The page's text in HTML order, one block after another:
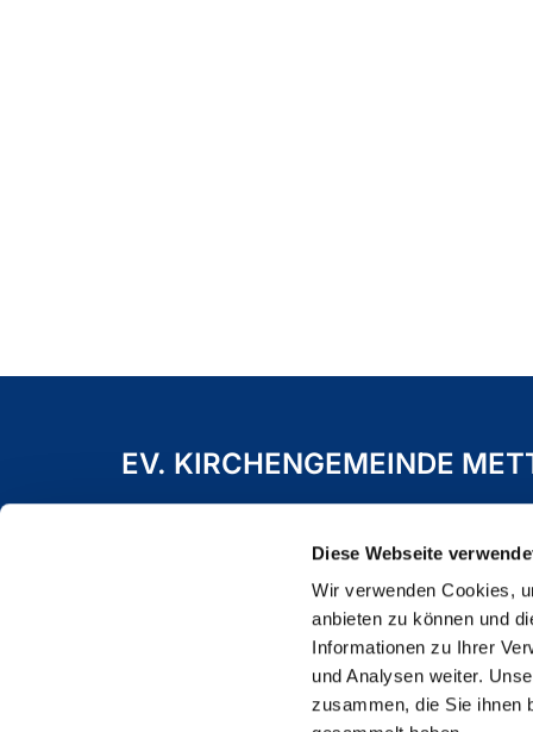
Diese Webseite
Wir verwenden Cookies,
anbieten zu können und
Informationen zu Ihrer
und Analysen weiter.
zusammen, die Sie ihnen
EV. KIRCHENGEMEINDE